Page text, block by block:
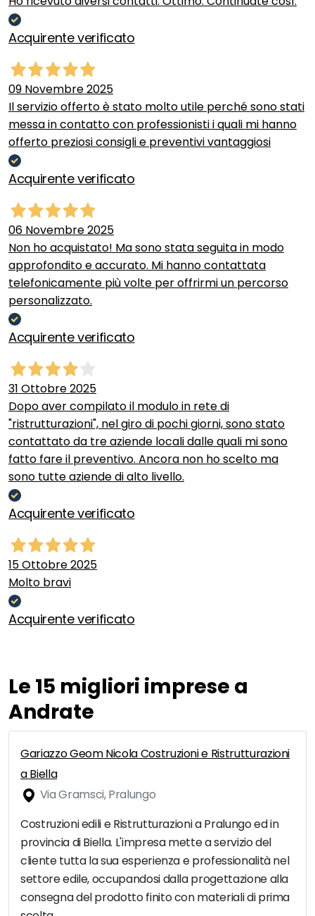
Acquirente verificato
09 Novembre 2025
Il servizio offerto è stato molto utile perché sono stati
messa in contatto con professionisti i quali mi hanno
offerto preziosi consigli e preventivi vantaggiosi
Acquirente verificato
06 Novembre 2025
Non ho acquistato! Ma sono stata seguita in modo
approfondito e accurato. Mi hanno contattata
telefonicamente più volte per offrirmi un percorso
personalizzato.
Acquirente verificato
31 Ottobre 2025
Dopo aver compilato il modulo in rete di
"ristrutturazioni", nel giro di pochi giorni, sono stato
contattato da tre aziende locali dalle quali mi sono
fatto fare il preventivo. Ancora non ho scelto ma
sono tutte aziende di alto livello.
Acquirente verificato
15 Ottobre 2025
Molto bravi
Acquirente verificato
Le 15 migliori imprese a
Andrate
Gariazzo Geom Nicola Costruzioni e Ristrutturazioni
a Biella
Via Gramsci, Pralungo
Costruzioni edili e Ristrutturazioni a Pralungo ed in
provincia di Biella. L'impresa mette a servizio del
cliente tutta la sua esperienza e professionalità nel
settore edile, occupandosi dalla progettazione alla
consegna del prodotto finito con materiali di prima